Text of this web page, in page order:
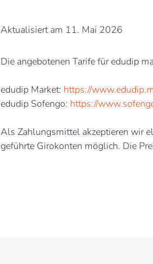
Aktualisiert am 11. Mai 2026
Die angebotenen Tarife für edudip
edudip Market: https://
edudip Sofengo: https://
Als Zahlungsmittel akzeptieren wir
geführte Girokonten möglich. Die